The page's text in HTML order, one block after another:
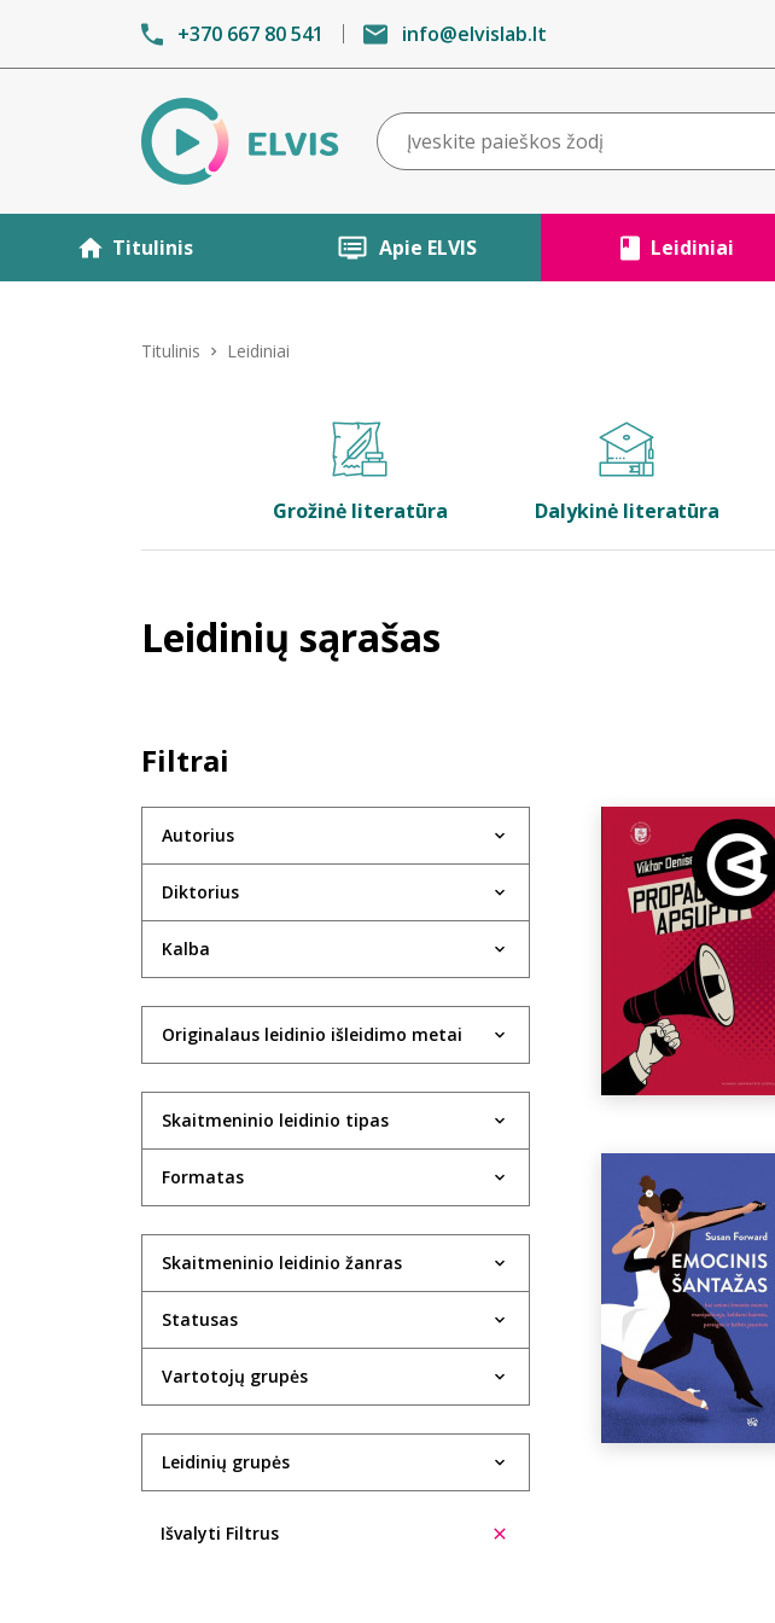
+370 667 80 541 info@elvislab.lt
Titulinis Apie ELVIS Leidiniai
Titulinis Leidiniai
Grožinė literatūra Dalykinė literatūra
Leidinių sąrašas
Filtrai
Autorius
Diktorius
Kalba
Originalaus leidinio išleidimo metai
Skaitmeninio leidinio tipas
Formatas
Skaitmeninio leidinio žanras
Statusas
Vartotojų grupės
Leidinių grupės
Išvalyti Filtrus